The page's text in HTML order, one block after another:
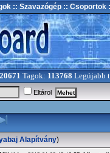
:: Szavazógép :: Csoportok
20671 Tagok: 113768 Legújabb
Eltárol
Alapítvány)